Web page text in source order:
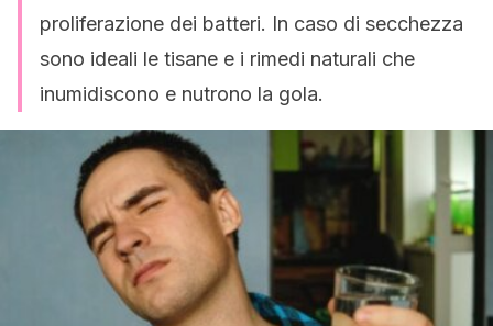
proliferazione dei batteri. In caso di secchezza
sono ideali le tisane e i rimedi naturali che
inumidiscono e nutrono la gola.